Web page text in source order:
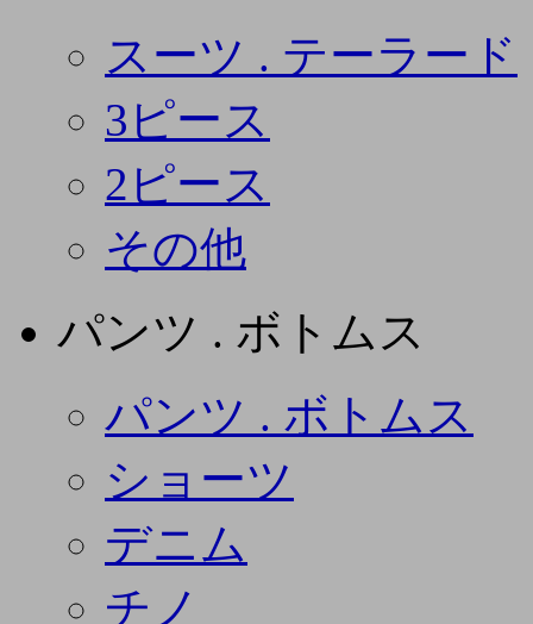
スーツ . テーラード
3ピース
2ピース
その他
パンツ . ボトムス
パンツ . ボトムス
ショーツ
デニム
チノ